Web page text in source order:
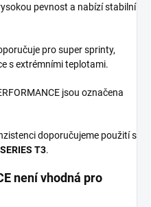
pevnost a nabízí stabilní
pro super sprinty,
s extrémními teplotami.
jsou označena
doporučujeme použití s
T3.
není vhodná pro